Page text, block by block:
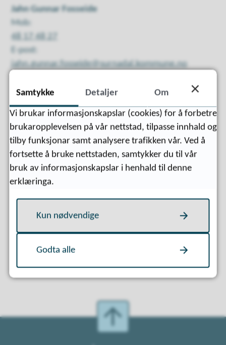
Jahn Gunnar Fosseide
Mob:
48 17 48 27
E-post:
jahn.gunnar.fosseide@surnadal.kommune.no
Fann du det du leita etter?
Ja Nei
Samtykke Detaljer Om
Vi brukar informasjonskapslar (cookies) for å forbetre
brukaropplevelsen på vår nettstad, tilpasse innhald og
tilby funksjonar samt analysere trafikken vår. Ved å
fortsette å bruke nettstaden, samtykker du til vår
bruk av informasjonskapslar i henhald til denne
erklæringa.
Kun nødvendige
Godta alle